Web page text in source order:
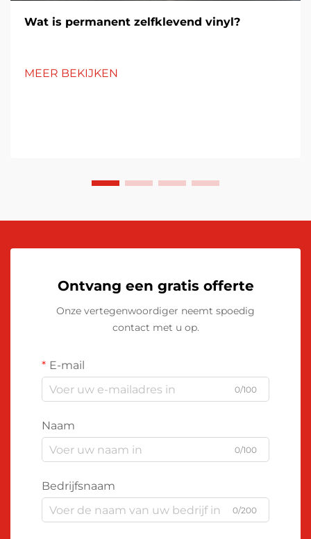
Wat is permanent zelfklevend vinyl?
MEER BEKIJKEN
Ontvang een gratis offerte
Onze vertegenwoordiger neemt spoedig
contact met u op.
E-mail
0/100
Naam
0/100
Bedrijfsnaam
0/200